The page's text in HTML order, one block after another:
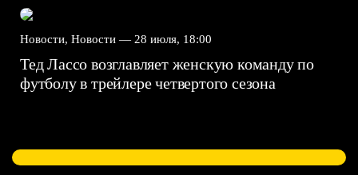
Новости, Новости — 28 июля, 18:00
Тед Лассо возглавляет женскую команду по
футболу в трейлере четвертого сезона